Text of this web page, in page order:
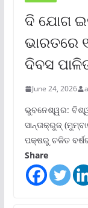
ଦି ଯୋଗ
ଭାରତରେ
ଦିବସ
June 24, 2026
ଭୁବନେଶ୍ୱର:
ସାନ୍ତାକ୍ରୁଜ୍
ପକ୍ଷରୁ ଚଳିତ
Share